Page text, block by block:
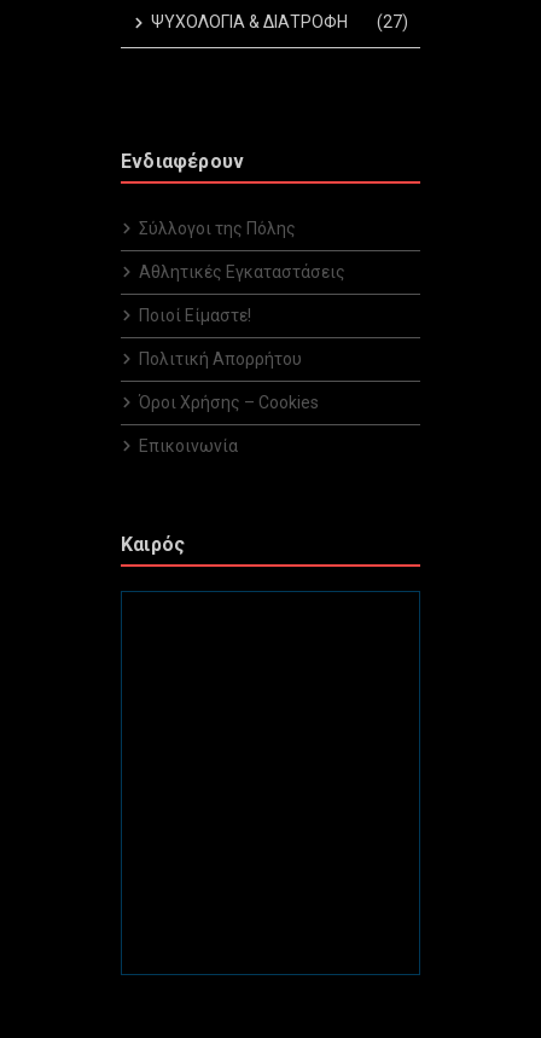
ΨΥΧΟΛΟΓΙΑ & ΔΙΑΤΡΟΦΗ (27)
Ενδιαφέρουν
Σύλλογοι της Πόλης
Αθλητικές Εγκαταστάσεις
Ποιοί Είμαστε!
Πολιτική Απορρήτου
Όροι Χρήσης – Cookies
Επικοινωνία
Καιρός